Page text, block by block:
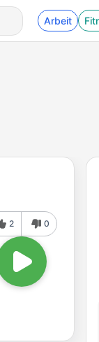
Arbeit
2 0